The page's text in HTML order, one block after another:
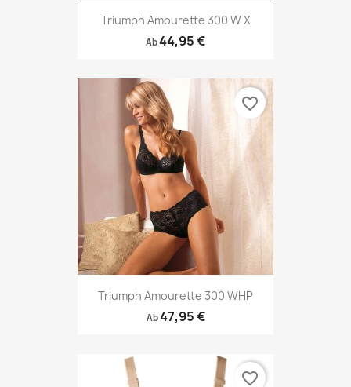
Triumph Amourette 300 W X
Ab44,95 €
Triumph Amourette 300 WHP
Ab47,95 €
favorite_border
favorite_border